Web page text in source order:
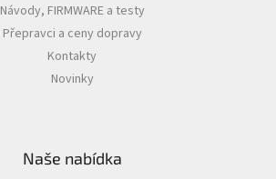
Návody, FIRMWARE a testy
Přepravci a ceny dopravy
Kontakty
Novinky
Naše nabídka